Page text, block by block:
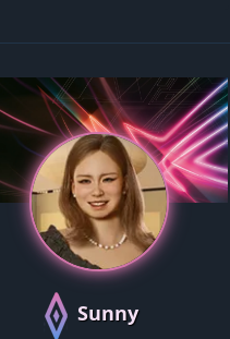
Sunny